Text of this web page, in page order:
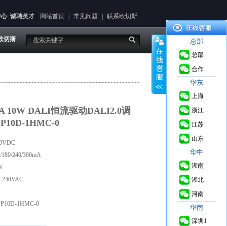
诚聘英才 网站首页 常见问题 联系欧切斯
切斯
10W DALI恒流驱动DALI2.0调
1HMC-0
240/300mA
240VAC
1HMC-0
总部
总部
合作
华东
上海
浙江
江苏
山东
华中
湖南
湖北
河南
华南
深圳1